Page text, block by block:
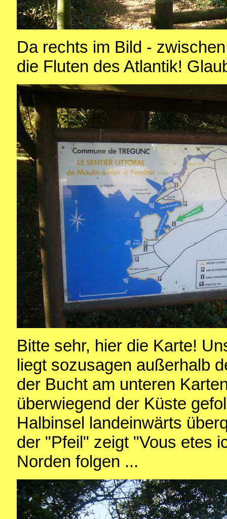
Da rechts im Bild -
die Fluten des Atlantik!
Bitte sehr, hier die Karte!
liegt sozusagen außerhalb
der Bucht am unteren
überwiegend der Küste
Halbinsel landeinwärts
der "Pfeil" zeigt "Vous etes
Norden folgen ...